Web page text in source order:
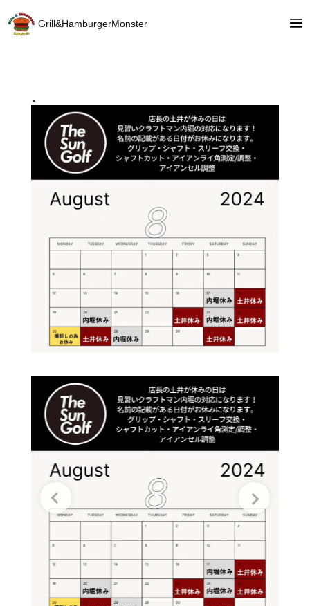
Grill&HamburgerMonster
.